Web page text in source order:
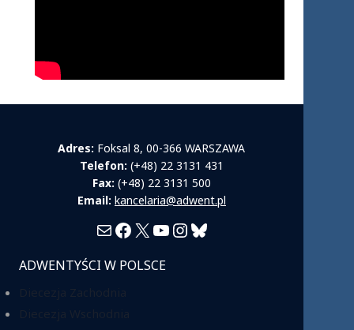
Adres: Foksal 8, 00-366 WARSZAWA
Telefon: (+48) 22 3131 431
Fax: (+48) 22 3131 500
Email: kancelaria@adwent.pl
MailFacebook
X YouTube
Instagram
Bluesky
ADWENTYŚCI W POLSCE